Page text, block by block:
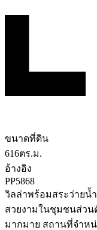
ขนาดที่ดิน
616ตร.ม.
อ้างอิง
PP5868
วิลล่าพร้อมสระว่ายน้
สวยงามในชุมชนส่วน
มากมาย สถานที่จำหน่